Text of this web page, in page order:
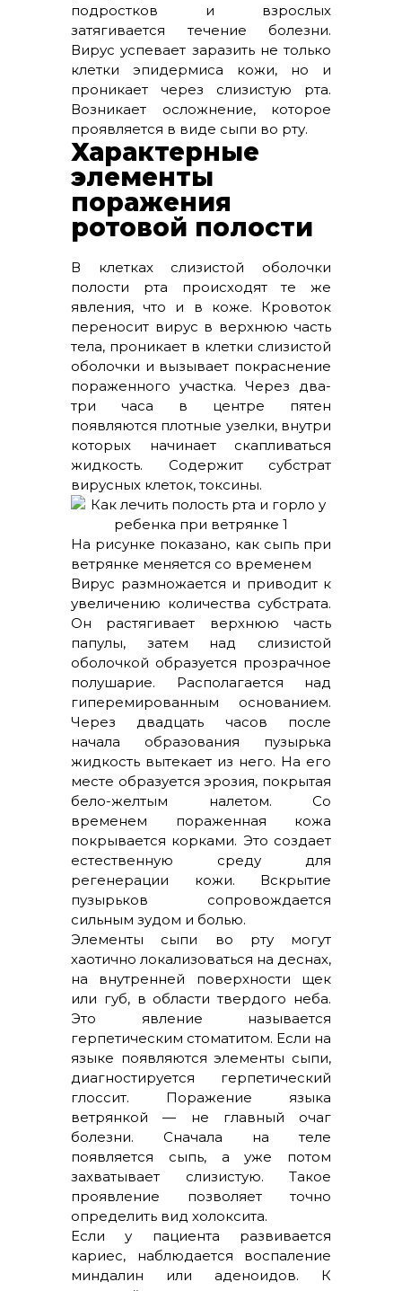
подростков и взрослых
затягивается течение болезни.
Вирус успевает заразить не только
клетки эпидермиса кожи, но и
проникает через слизистую рта.
Возникает осложнение, которое
проявляется в виде сыпи во рту.
Характерные
элементы
поражения
ротовой полости
В клетках слизистой оболочки
полости рта происходят те же
явления, что и в коже. Кровоток
переносит вирус в верхнюю часть
тела, проникает в клетки слизистой
оболочки и вызывает покраснение
пораженного участка. Через два-
три часа в центре пятен
появляются плотные узелки, внутри
которых начинает скапливаться
жидкость. Содержит субстрат
вирусных клеток, токсины.
На рисунке показано, как сыпь при
ветрянке меняется со временем
Вирус размножается и приводит к
увеличению количества субстрата.
Он растягивает верхнюю часть
папулы, затем над слизистой
оболочкой образуется прозрачное
полушарие. Располагается над
гиперемированным основанием.
Через двадцать часов после
начала образования пузырька
жидкость вытекает из него. На его
месте образуется эрозия, покрытая
бело-желтым налетом. Со
временем пораженная кожа
покрывается корками. Это создает
естественную среду для
регенерации кожи. Вскрытие
пузырьков сопровождается
сильным зудом и болью.
Элементы сыпи во рту могут
хаотично локализоваться на деснах,
на внутренней поверхности щек
или губ, в области твердого неба.
Это явление называется
герпетическим стоматитом. Если на
языке появляются элементы сыпи,
диагностируется герпетический
глоссит. Поражение языка
ветрянкой — не главный очаг
болезни. Сначала на теле
появляется сыпь, а уже потом
захватывает слизистую. Такое
проявление позволяет точно
определить вид холоксита.
Если у пациента развивается
кариес, наблюдается воспаление
миндалин или аденоидов. К